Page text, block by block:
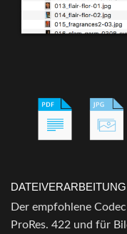
DATEIVERARBEITUNG
Der empfohlene
ProRes. 422 und für